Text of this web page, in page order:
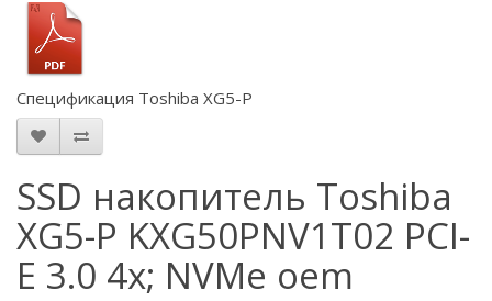
Спецификация Toshiba XG5-P
SSD накопитель Toshiba
XG5-P KXG50PNV1T02 PCI-
E 3.0 4x; NVMe oem